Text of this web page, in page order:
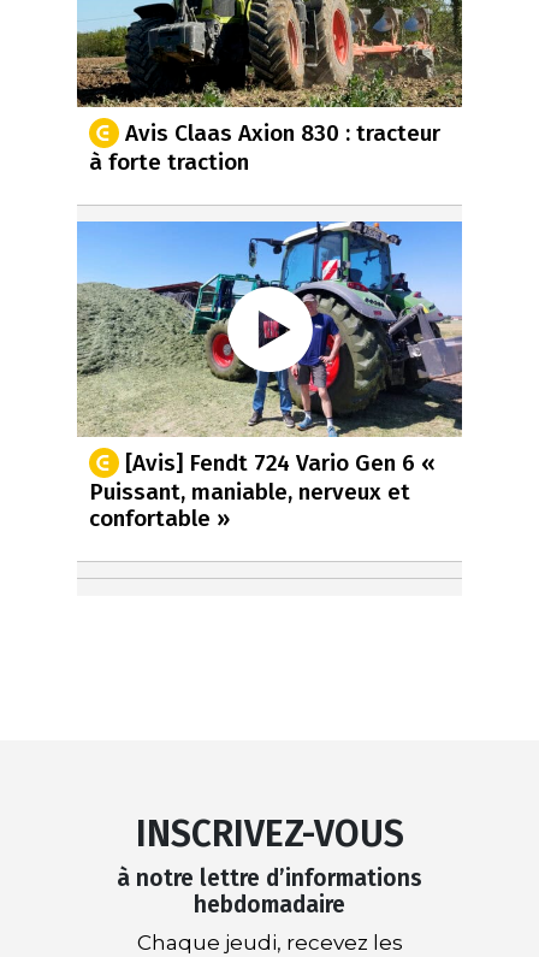
Avis Claas Axion 830 : tracteur
à forte traction
[Avis] Fendt 724 Vario Gen 6 «
Puissant, maniable, nerveux et
confortable »
INSCRIVEZ-VOUS
à notre lettre d’informations
hebdomadaire
Chaque jeudi, recevez les